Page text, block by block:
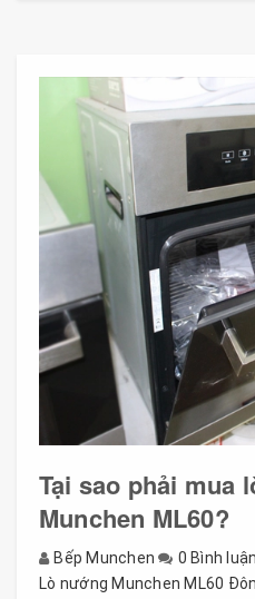
Tại sao phải mua
Munchen ML60?
Bếp Munchen 0 Bình luận
Lò nướng Munchen ML60